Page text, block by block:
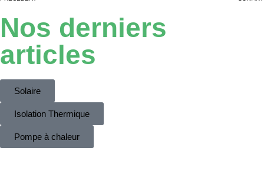
Nos derniers
articles
Solaire
Isolation Thermique
Pompe à chaleur